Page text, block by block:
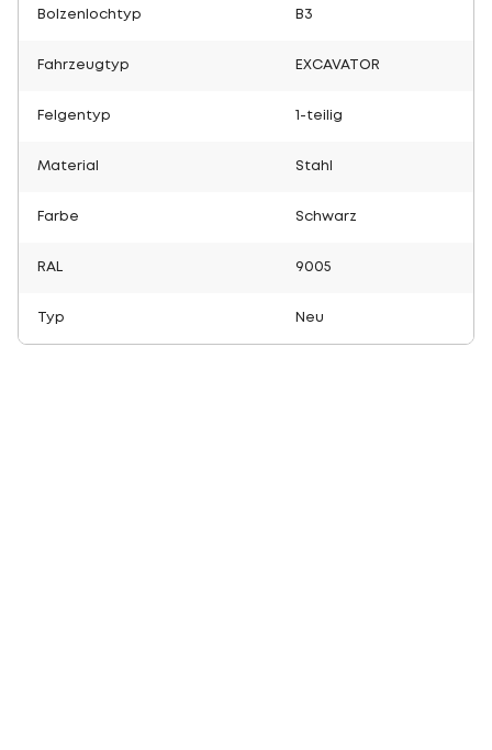
Bolzenlochtyp B3
Fahrzeugtyp EXCAVATOR
Felgentyp 1-teilig
Material Stahl
Farbe Schwarz
RAL 9005
Typ Neu